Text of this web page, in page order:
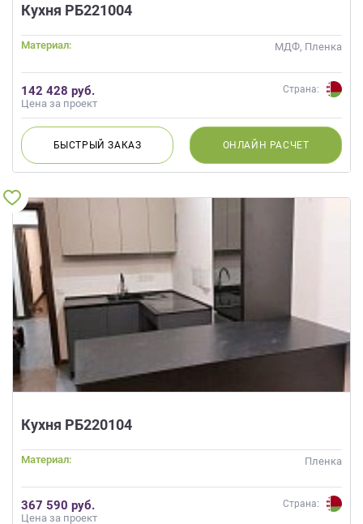
Кухня РБ221004
Материал: МДФ, Пленка
142 428 руб.
Цена за проект
Страна:
БЫСТРЫЙЗАКАЗ ОНЛАЙН РАСЧЕТ
Кухня РБ220104
Материал: Пленка
367 590 руб.
Цена за проект
Страна:
данных.